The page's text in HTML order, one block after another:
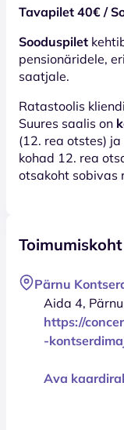
Tavapilet 40€ /
Sooduspilet
pensionäridele,
saatjale.
Ratastoolis
Suures saalis on
(12. rea otstes) ja
kohad 12. rea
otsakoht sobivas
Toimumiskoht
Pärnu
Aida 4,
https://
-
Ava